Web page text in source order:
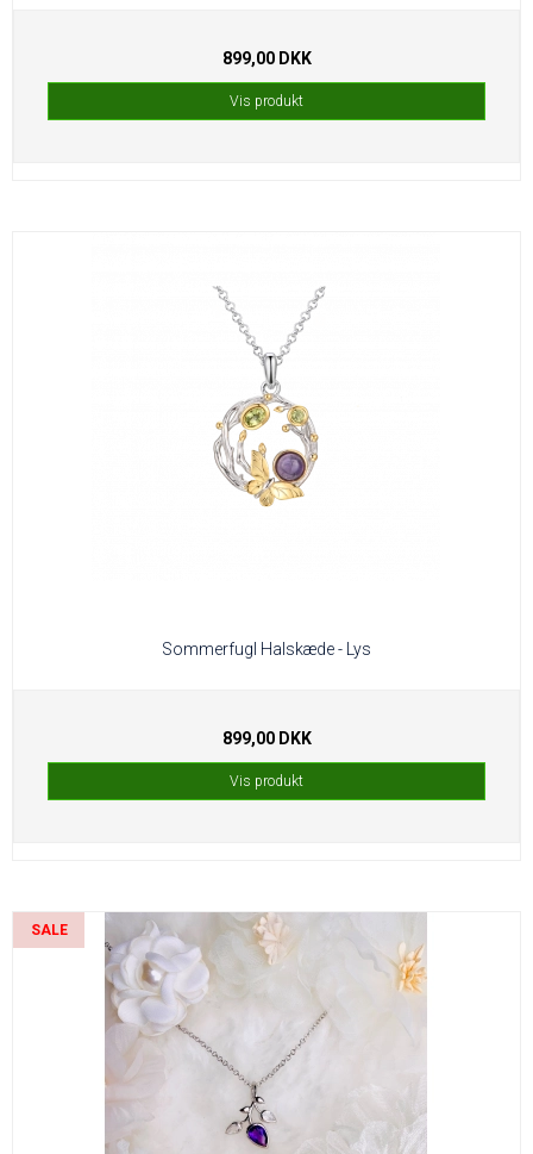
899,00 DKK
Vis produkt
Sommerfugl Halskæde - Lys
899,00 DKK
Vis produkt
SALE